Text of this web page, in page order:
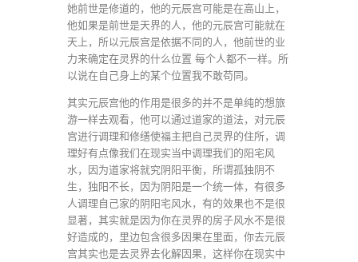
她前世是修道的，他的元辰宫可能是在高山上，
他如果是前世是天界的人，他的元辰宫可能就在
天上，所以元辰宫是依据不同的人，他前世的业
力来确定在灵界的什么位置 每个人都不一样。所
以说在自己身上的某个位置我不敢苟同。
其实元辰宫他的作用是很多的并不是单纯的想旅
游一样去观看，他可以通过道家的道法，对元辰
宫进行调理和修缮使福主把自己灵界的住所，调
理好有点像我们在现实当中调理我们的阳宅风
水，因为道家将就究阴阳平衡，所谓孤独阴不
生，独阳不长，因为阴阳是一个统一体，有很多
人调理自己家的阴阳宅风水，有的效果也不是很
显著，其实就是因为你在灵界的房子风水不是很
好造成的，里边包含很多因果在里面，你去元辰
宫其实也是去灵界去化解因果，这样你在现实中